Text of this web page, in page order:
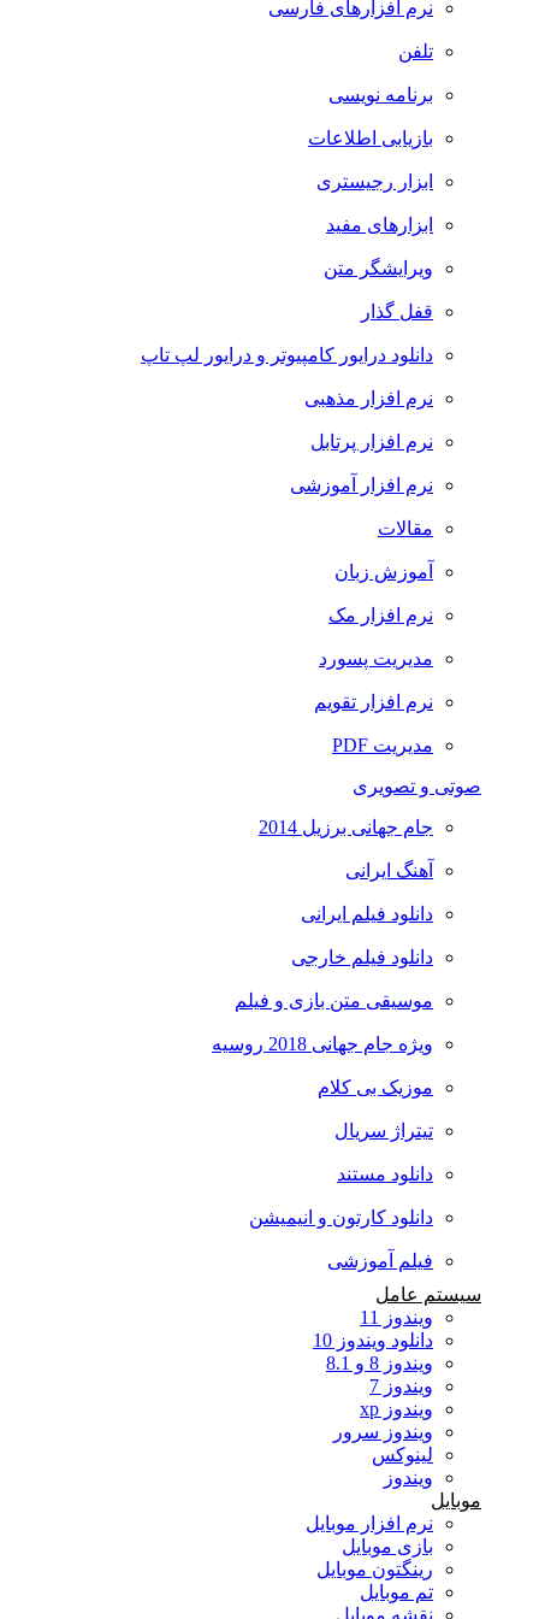
نرم افزارهای فارسی
تلفن
برنامه نویسی
بازیابی اطلاعات
ابزار رجیستری
ابزارهای مفید
ویرایشگر متن
قفل گذار
دانلود درایور کامپیوتر و درایور لپ تاپ
نرم افزار مذهبی
نرم افزار پرتابل
نرم افزار آموزشی
مقالات
آموزش زبان
نرم افزار مک
مدیریت پسورد
نرم افزار تقویم
مدیریت PDF
صوتی و تصویری
جام جهانی برزیل 2014
آهنگ ایرانی
دانلود فیلم ایرانی
دانلود فیلم خارجی
موسیقی متن بازی و فیلم
ویژه جام جهانی 2018 روسیه
موزیک بی کلام
تیتراژ سریال
دانلود مستند
دانلود کارتون و انیمیشن
فیلم آموزشی
سیستم عامل
ویندوز 11
دانلود ویندوز 10
ویندوز 8 و 8.1
ویندوز 7
ویندوز xp
ویندوز سرور
لینوکس
ویندوز
موبایل
نرم افزار موبایل
بازی موبایل
رینگتون موبایل
تم موبایل
نقشه موبایل